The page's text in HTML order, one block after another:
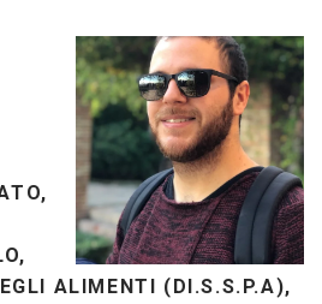
ALIMENTI (DI.S.S.P.A),